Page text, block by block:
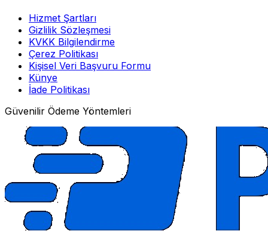
Hizmet Şartları
Gizlilik Sözleşmesi
KVKK Bilgilendirme
Çerez Politikası
Kişisel Veri Başvuru Formu
Künye
İade Politikası
Güvenilir Ödeme Yöntemleri